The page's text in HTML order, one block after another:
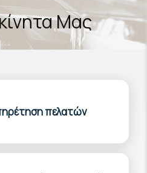
Μας
πελατών